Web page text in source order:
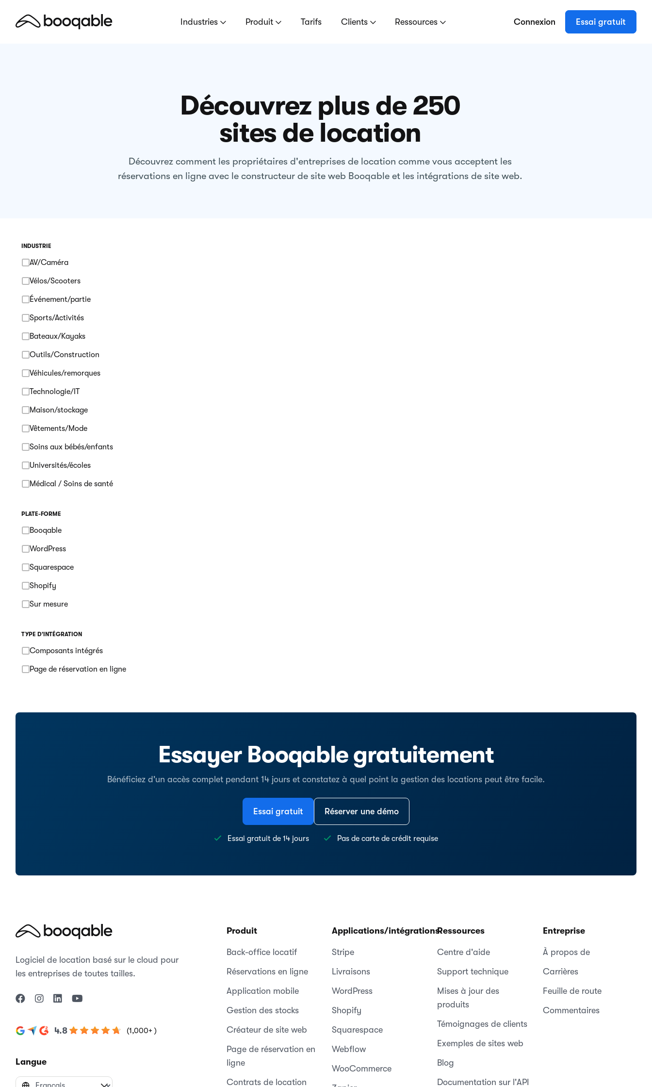
Industries Produit Tarifs Clients Ressources Connexion Essai gratuit
Découvrez plus de 250
sites de location
Découvrez comment les propriétaires d'entreprises de location comme vous acceptent les
réservations en ligne avec le constructeur de site web Booqable et les intégrations de site web.
INDUSTRIE
AV/Caméra
Vélos/Scooters
Événement/partie
Sports/Activités
Bateaux/Kayaks
Outils/Construction
Véhicules/remorques
Technologie/IT
Maison/stockage
Vêtements/Mode
Soins aux bébés/enfants
Universités/écoles
Médical / Soins de santé
PLATE-FORME
Booqable
WordPress
Squarespace
Shopify
Sur mesure
TYPE D'INTÉGRATION
Composants intégrés
Page de réservation en ligne
Essayer Booqable gratuitement
Bénéficiez d'un accès complet pendant 14 jours et constatez à quel point la gestion des locations peut être facile.
Essai gratuit Réserver une démo
Essai gratuit de 14 jours Pas de carte de crédit requise
Logiciel de location basé sur le cloud pour
les entreprises de toutes tailles.
4.8 (1,000+ )
Langue
Produit
Back-office locatif
Réservations en ligne
Application mobile
Gestion des stocks
Créateur de site web
Page de réservation en
ligne
Contrats de location
Applications/intégrations
Stripe
Livraisons
WordPress
Shopify
Squarespace
Webflow
WooCommerce
Ressources
Centre d'aide
Support technique
Mises à jour des
produits
Témoignages de clients
Exemples de sites web
Blog
Documentation sur l'API
Entreprise
À propos de
Carrières
Feuille de route
Commentaires